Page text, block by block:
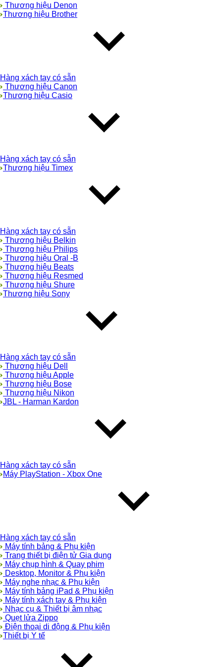
Thương hiệu Denon
Thương hiệu Brother
Hàng xách tay có sẵn
Thương hiệu Canon
Thương hiệu Casio
Hàng xách tay có sẵn
Thương hiệu Timex
Hàng xách tay có sẵn
Thương hiệu Belkin
Thương hiệu Philips
Thương hiệu Oral -B
Thương hiệu Beats
Thương hiệu Resmed
Thương hiệu Shure
Thương hiệu Sony
Hàng xách tay có sẵn
Thương hiệu Dell
Thương hiệu Apple
Thương hiệu Bose
Thương hiệu Nikon
JBL - Harman Kardon
Hàng xách tay có sẵn
Máy PlayStation - Xbox One
Hàng xách tay có sẵn
Máy tính bảng & Phụ kiện
Trang thiết bị điện tử Gia dụng
Máy chụp hình & Quay phim
Desktop, Monitor & Phụ kiện
Máy nghe nhạc & Phụ kiện
Máy tính bảng iPad & Phụ kiện
Máy tính xách tay & Phụ kiện
Nhạc cụ & Thiết bị âm nhạc
Quẹt lửa Zippo
Điện thoại di động & Phụ kiện
Thiết bị Y tế